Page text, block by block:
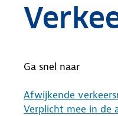
Ga snel naar
Afwijkende
Verplicht mee in de